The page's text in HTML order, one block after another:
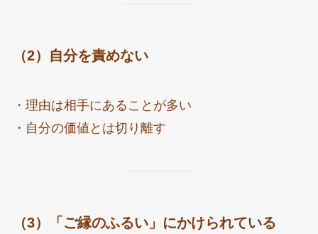
（2）自分を責めない
・理由は相手にあることが多い
・自分の価値とは切り離す
（3）「ご縁のふるい」にかけられている